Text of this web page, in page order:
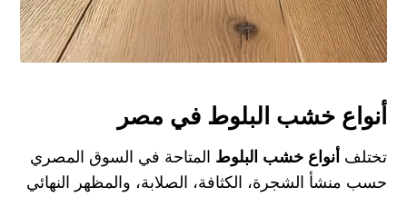
أنواع خشب البلوط في مصر
تختلف أنواع خشب البلوط المتاحة في السوق المصري
حسب منشأ الشجرة، الكثافة، الصلابة، والمظهر النهائي